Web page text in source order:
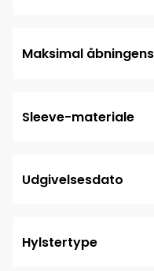
Maksimal
Sleeve-materiale
Udgivelsesdato
Hylstertype